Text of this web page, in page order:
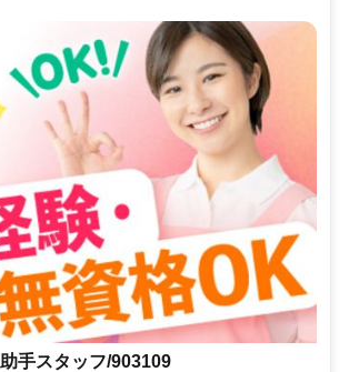
手スタッフ/903109